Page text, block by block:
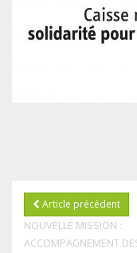
Article précédent
NOUVELLE MISSION :
ACCOMPAGNEMENT